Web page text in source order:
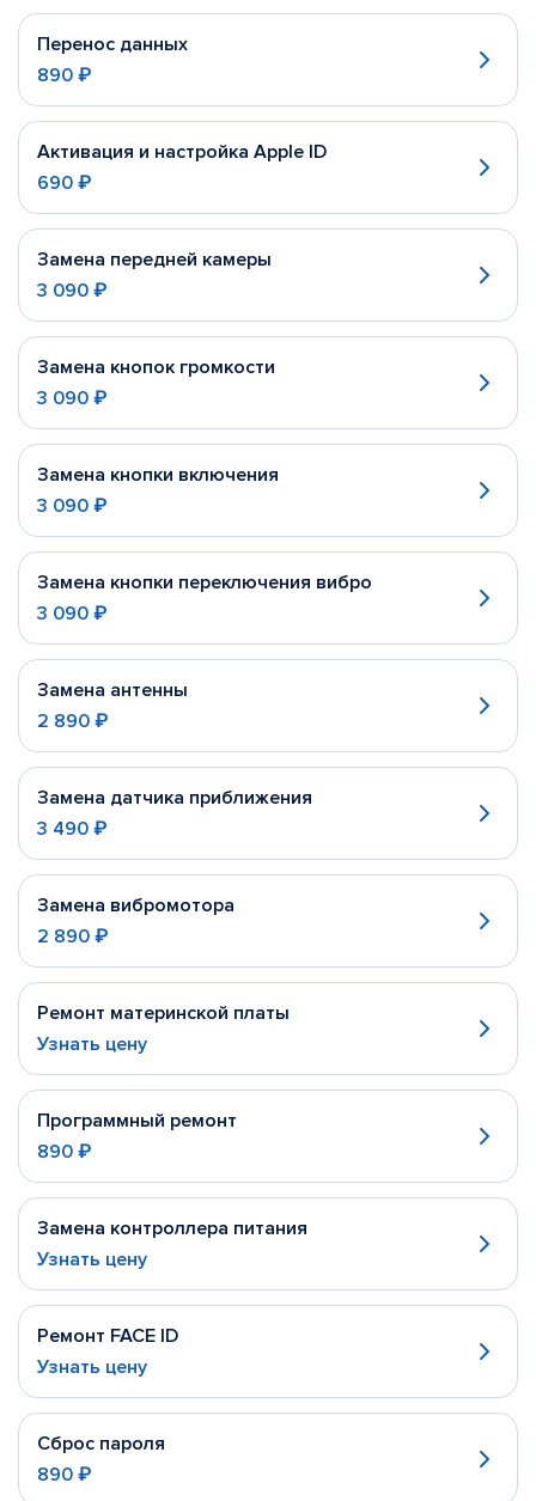
Перенос данных
890 ₽
Активация и настройка Apple ID
690 ₽
Замена передней камеры
3 090 ₽
Замена кнопок громкости
3 090 ₽
Замена кнопки включения
3 090 ₽
Замена кнопки переключения вибро
3 090 ₽
Замена антенны
2 890 ₽
Замена датчика приближения
3 490 ₽
Замена вибромотора
2 890 ₽
Ремонт материнской платы
Узнать цену
Программный ремонт
890 ₽
Замена контроллера питания
Узнать цену
Ремонт FACE ID
Узнать цену
Сброс пароля
890 ₽